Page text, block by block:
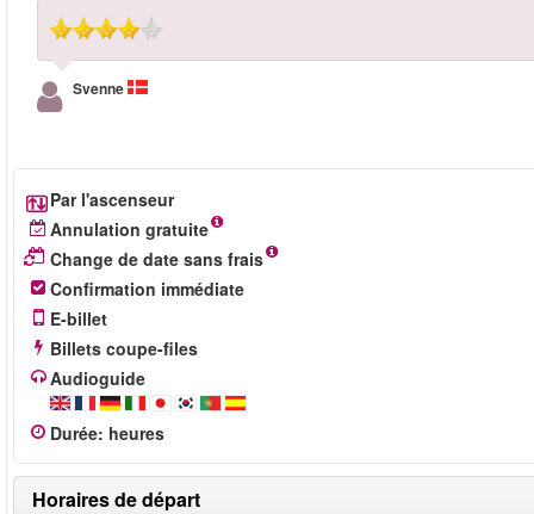
Svenne
Par l'ascenseur
Annulation gratuite
Change de date sans frais
Confirmation immédiate
E-billet
Billets coupe-files
Audioguide
Durée: heures
Horaires de départ